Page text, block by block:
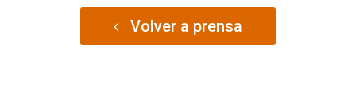
Volver a prensa